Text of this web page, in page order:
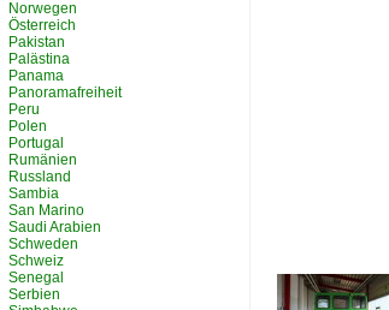
Norwegen
Österreich
Pakistan
Palästina
Panama
Panoramafreiheit
Peru
Polen
Portugal
Rumänien
Russland
Sambia
San Marino
Saudi Arabien
Schweden
Schweiz
Senegal
Serbien